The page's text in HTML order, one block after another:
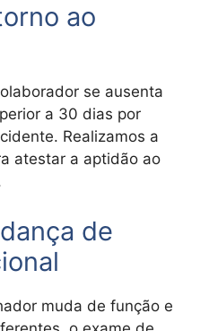
ao
se ausenta
a 30 dias por
Realizamos a
atestar a aptidão ao
de
muda de função e